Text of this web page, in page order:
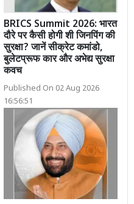
BRICS Summit 2026: भारत
दौरे पर कैसी होगी शी जिनपिंग की
सुरक्षा? जानें सीक्रेट कमांडो,
बुलेटप्रूफ कार और अभेद्य सुरक्षा
कवच
Published On 02 Aug 2026
16:56:51